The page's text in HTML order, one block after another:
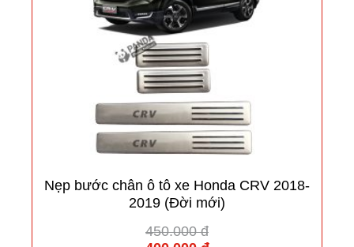
Nẹp bước chân ô tô xe Honda CRV 2018-
2019 (Đời mới)
450.000 đ